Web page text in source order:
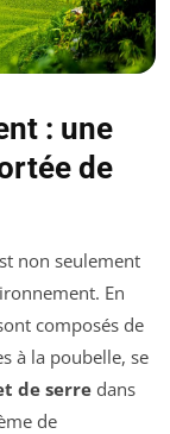
: une
de
non seulement
En
composés de
à la poubelle, se
de serre dans
de